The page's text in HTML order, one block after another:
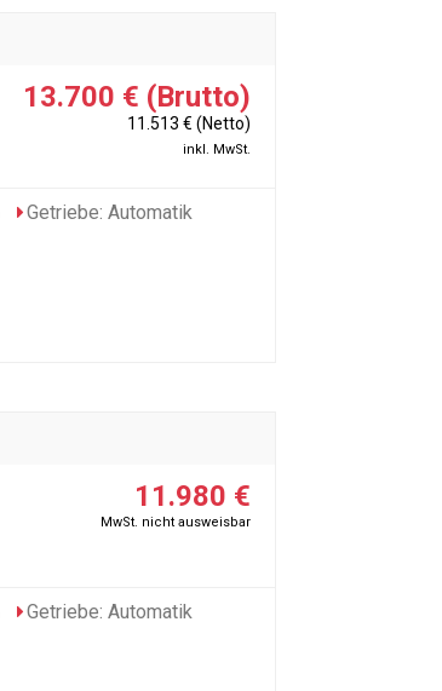
13.700 € (Brutto)
11.513 € (Netto)
inkl. MwSt.
Getriebe: Automatik
11.980 €
MwSt. nicht ausweisbar
Getriebe: Automatik